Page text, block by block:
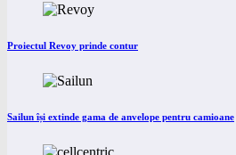
Proiectul Revoy prinde contur
Sailun își extinde gama de anvelope pentru camioane